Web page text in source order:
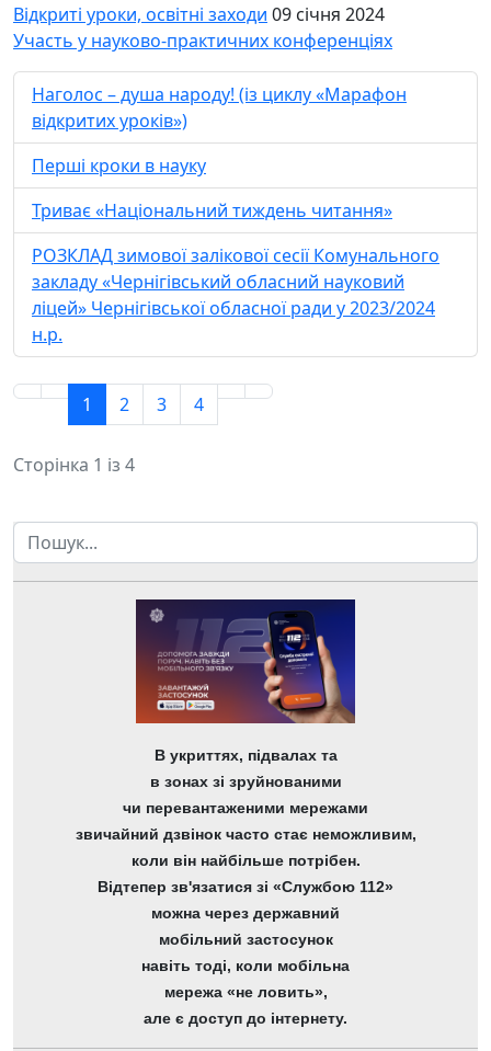
Відкриті уроки, освітні заходи 09 січня 2024
Участь у науково-практичних конференціях
Наголос – душа народу! (із циклу «Марафон
відкритих уроків»)
Перші кроки в науку
Триває «Національний тиждень читання»
РОЗКЛАД зимової залікової сесії Комунального
закладу «Чернігівський обласний науковий
ліцей» Чернігівської обласної ради у 2023/2024
н.р.
1 2 3 4
Сторінка 1 із 4
Пошук
В укриттях, підвалах та
в зонах зі зруйнованими
чи перевантаженими мережами
звичайний дзвінок часто стає неможливим,
коли він найбільше потрібен.
Відтепер зв'язатися зі «Службою 112»
можна через державний
мобільний застосунок
навіть тоді, коли мобільна
мережа «не ловить»,
але є доступ до інтернету.